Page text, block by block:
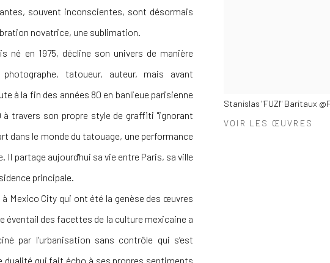
Stanislas "FUZI" Baritaux
VOIR LES ŒUVRES
souvent inconscientes, sont désormais
novatrice, une sublimation.
né en 1975, décline son univers de manière
tatoueur, auteur, mais avant
à la fin des années 80 en banlieue parisienne
travers son propre style de graffiti "ignorant
dans le monde du tatouage, une performance
Il partage aujourd'hui sa vie entre Paris, sa ville
principale.
à Mexico City qui ont été la genèse des œuvres
éventail des facettes de la culture mexicaine a
par l’urbanisation sans contrôle qui s’est
dualité qui fait écho à ses propres sentiments